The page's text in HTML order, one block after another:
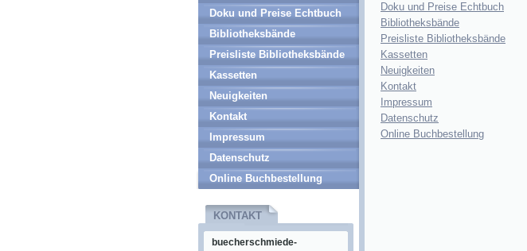
Doku und Preise Echtbuch
Bibliotheksbände
Preisliste Bibliotheksbände
Kassetten
Neuigkeiten
Kontakt
Impressum
Datenschutz
Online Buchbestellung
Doku und Preise Echtbuch
Bibliotheksbände
Preisliste Bibliotheksbände
Kassetten
Neuigkeiten
Kontakt
Impressum
Datenschutz
Online Buchbestellung
KONTAKT
buecherschmiede-